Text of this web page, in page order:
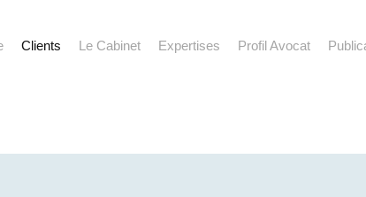
Clients Le Cabinet Expertises Profil Avocat